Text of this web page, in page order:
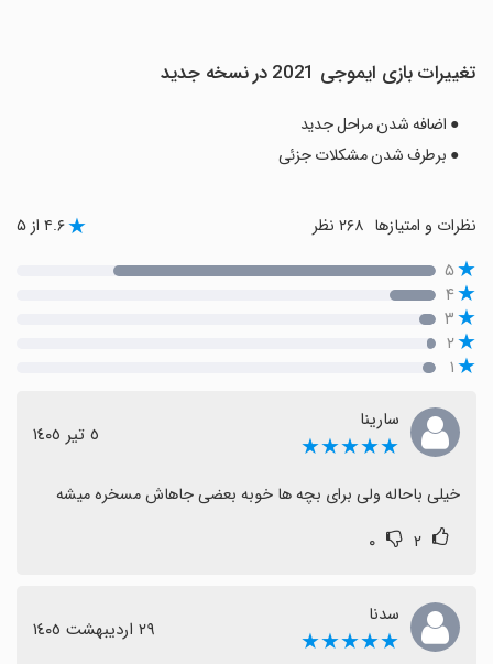
تغییرات بازی ایموجی 2021 در نسخه جدید
● اضافه شدن مراحل جدید
● برطرف شدن مشکلات جزئی
نظرات و امتیازها ۴.۶ از ۵
۵
۴
۳
۲
۱
سارینا
★★★★★ ٥ تیر ١٤٠٥
خیلی باحاله ولی برای بچه ها خوبه بعضی جاهاش مسخره میشه
۲ ۰
سدنا
★★★★★ ٢٩ اردیبهشت ١٤٠٥